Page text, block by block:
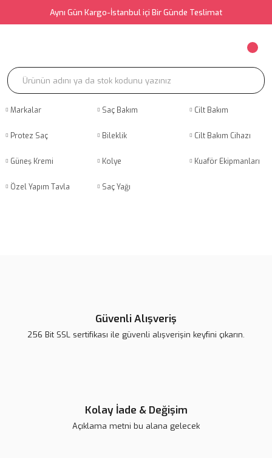
Aynı Gün Kargo-İstanbul içi Bir Günde Teslimat
Markalar Saç Bakım Cilt Bakım
Protez Saç Bileklik Cilt Bakım Cihazı
Güneş Kremi Kolye Kuaför Ekipmanları
Özel Yapım Tavla Saç Yağı
Güvenli Alışveriş
256 Bit SSL sertifikası ile güvenli alışverişin keyfini çıkarın.
Kolay İade & Değişim
Açıklama metni bu alana gelecek